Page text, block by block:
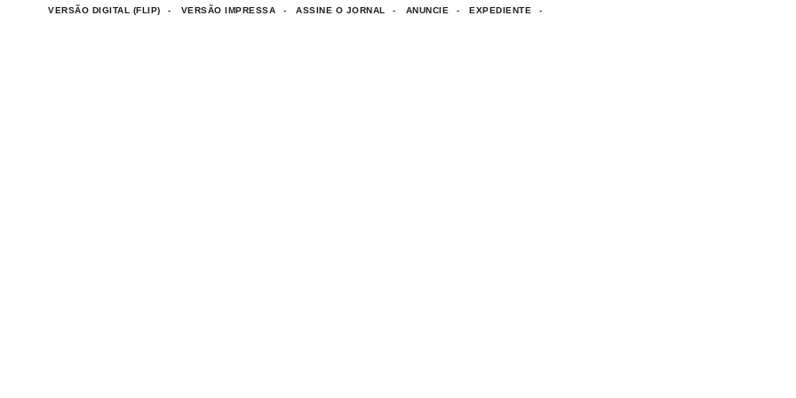
VERSÃO DIGITAL (FLIP) VERSÃO IMPRESSA ASSINE O JORNAL ANUNCIE EXPEDIENTE